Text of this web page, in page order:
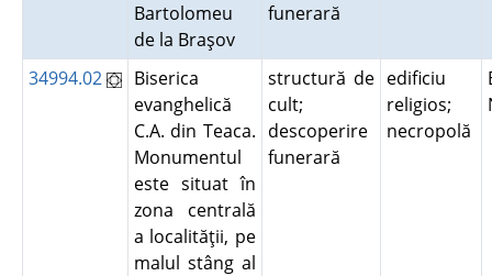
Bartolomeu
de la Braşov
funerară
34994.02
Biserica
evanghelică
C.A. din Teaca.
Monumentul
este situat în
zona centrală
a localităţii, pe
malul stâng al
structură de
cult;
descoperire
funerară
edificiu
religios;
necropolă